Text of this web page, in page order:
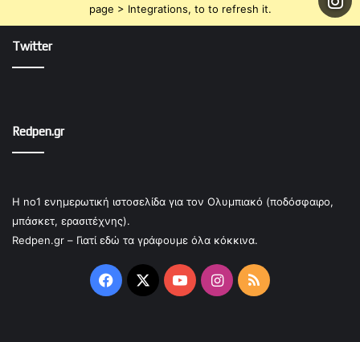
page > Integrations, to to refresh it.
Twitter
Redpen.gr
Η no1 ενημερωτική ιστοσελίδα για τον Ολυμπιακό (ποδόσφαιρο,
μπάσκετ, ερασιτέχνης).
Redpen.gr – Γιατί εδώ τα γράφουμε όλα κόκκινα.
Facebook
X YouTubeInstagram
RSS